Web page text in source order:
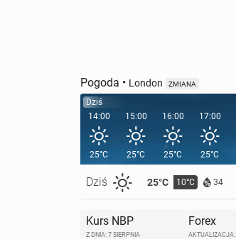
Pogoda • London ZMIANA
Dziś
14:00
25°C
Dziś 25°C 10°C 34
15:00
25°C
16:00
25°C
17:00
25°C
Kurs NBP
Z DNIA: 7 SIERPNIA
Forex
AKTUALIZACJA: